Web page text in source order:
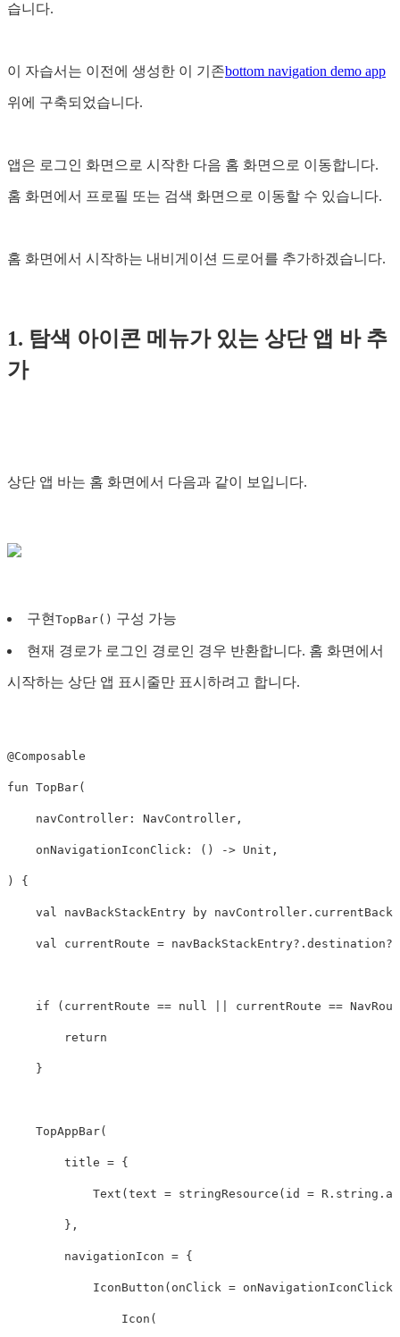
습니다.
이 자습서는 이전에 생성한 이 기존bottom navigation demo app
위에 구축되었습니다.
앱은 로그인 화면으로 시작한 다음 홈 화면으로 이동합니다.
홈 화면에서 프로필 또는 검색 화면으로 이동할 수 있습니다.
홈 화면에서 시작하는 내비게이션 드로어를 추가하겠습니다.
1. 탐색 아이콘 메뉴가 있는 상단 앱 바 추
가
상단 앱 바는 홈 화면에서 다음과 같이 보입니다.
구현 TopBar() 구성 가능
현재 경로가 로그인 경로인 경우 반환합니다. 홈 화면에서
시작하는 상단 앱 표시줄만 표시하려고 합니다.
@Composable
fun TopBar(
navController : NavController ,
onNavigationIconClick : () -> Unit ,
) {
val navBackStackEntry by navController .
val currentRoute = navBackStackEntry?. destination?.
if ( currentRoute == null currentRoute ==
return
}
TopAppBar(
title = {
Text ( text = stringResource ( id = R . string .
},
navigationIcon = {
IconButton ( onClick = onNavigationIconClick
Icon (